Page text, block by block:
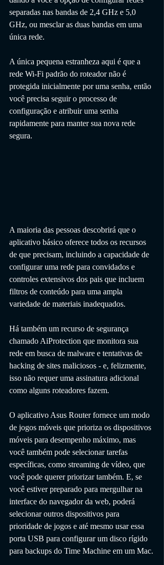
separadas nas bandas de 2,4 GHz e 5,0
GHz, ou mesclar as duas bandas em uma
única rede.
A única pequena estranheza aqui é que a
rede Wi-Fi padrão do roteador não é
protegida inicialmente por uma senha, então
você precisa seguir o processo de
configuração e atribuir uma senha
rapidamente para manter sua nova rede
segura.
A maioria das pessoas descobrirá que o
aplicativo básico oferece todos os recursos
de que precisam, incluindo a capacidade de
configurar uma rede para convidados e
controles extensivos dos pais que incluem
filtros de conteúdo para uma ampla
variedade de materiais inadequados.
Há também um recurso de segurança
chamado AiProtection que monitora sua
rede em busca de malware e tentativas de
hacking de sites maliciosos - e, felizmente,
isso não requer uma assinatura adicional
como alguns roteadores fazem.
O aplicativo Asus Router fornece um modo
de jogos móveis que prioriza os dispositivos
móveis para desempenho máximo, mas
você também pode selecionar tarefas
específicas, como streaming de vídeo, que
você pode querer priorizar também. E, se
você estiver preparado para mergulhar na
interface do navegador da web, poderá
selecionar outros dispositivos para
prioridade de jogos e até mesmo usar essa
porta USB para configurar um disco rígido
para backups do Time Machine em um Mac.